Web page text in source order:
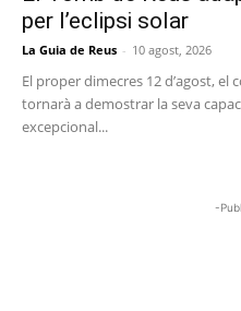
per l’eclipsi solar
La Guia de Reus - 10 agost, 2026
El proper dimecres 12 d’agost, el
tornarà a demostrar la seva
excepcional...
-